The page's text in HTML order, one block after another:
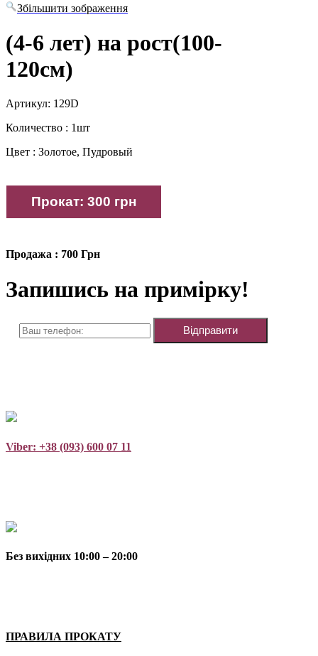
Збільшити зображення
(4-6 лет) на рост(100-
120см)
Артикул: 129D
Количество : 1шт
Цвет : Золотое, Пудровый
Продажа : 700 Грн
Запишись на примірку!
Viber: +38 (093) 600 07 11
Без вихідних 10:00 – 20:00
ПРАВИЛА ПРОКАТУ